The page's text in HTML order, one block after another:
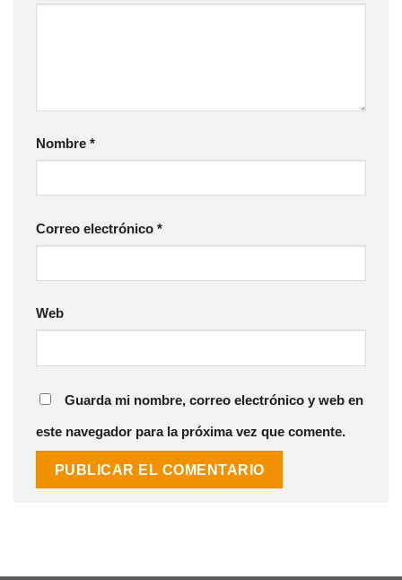
Nombre *
Correo electrónico *
Web
Guarda mi nombre, correo electrónico y web en
este navegador para la próxima vez que comente.